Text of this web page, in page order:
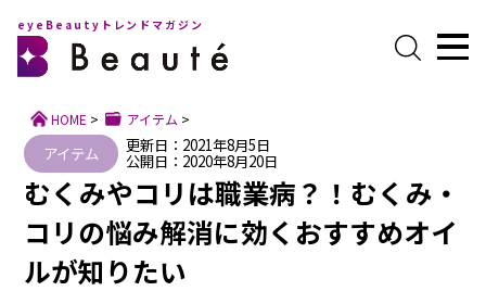
eyeBeautyトレンドマガジン
HOME > アイテム >
アイテム 更新日：2021年8月5日
公開日：2020年8月20日
むくみやコリは職業病？！むくみ・
コリの悩み解消に効くおすすめオイ
ルが知りたい